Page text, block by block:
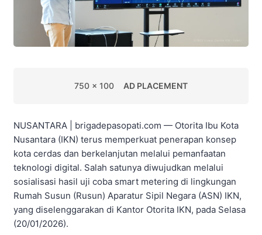
750 x 100 AD PLACEMENT
NUSANTARA | brigadepasopati.com — Otorita Ibu Kota
Nusantara (IKN) terus memperkuat penerapan konsep
kota cerdas dan berkelanjutan melalui pemanfaatan
teknologi digital. Salah satunya diwujudkan melalui
sosialisasi hasil uji coba smart metering di lingkungan
Rumah Susun (Rusun) Aparatur Sipil Negara (ASN) IKN,
yang diselenggarakan di Kantor Otorita IKN, pada Selasa
(20/01/2026).